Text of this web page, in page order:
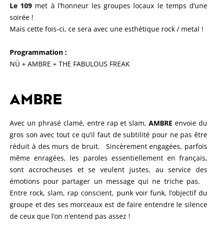
Le 109 met à l’honneur les groupes locaux le temps d’une
soirée !
Mais cette fois-ci, ce sera avec une esthétique rock / metal !
Programmation :
NÜ + AMBRE + THE FABULOUS FREAK
AMBRE
Avec un phrasé clamé, entre rap et slam,AMBRE envoie du
gros son avec tout ce qu’il faut de subtilité pour ne pas être
réduit à des murs de bruit. Sincèrement engagées, parfois
même enragées, les paroles essentiellement en français,
sont accrocheuses et se veulent justes, au service des
émotions pour partager un message qui ne triche pas.
Entre rock, slam, rap conscient, punk voir funk, l’objectif du
groupe et des ses morceaux est de faire entendre le silence
de ceux que l’on n’entend pas assez !